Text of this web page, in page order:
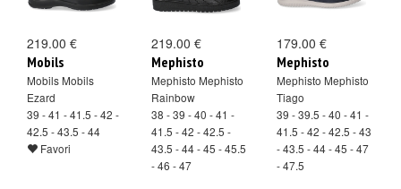
219.00 €
Mobils
Mobils Mobils
Ezard
39 - 41 - 41.5 - 42 -
42.5 - 43.5 - 44
Favori
219.00 €
Mephisto
Mephisto Mephisto
Rainbow
38 - 39 - 40 - 41 -
41.5 - 42 - 42.5 -
43.5 - 44 - 45 - 45.5
- 46 - 47
179.00 €
Mephisto
Mephisto Mephisto
Tiago
39 - 39.5 - 40 - 41 -
41.5 - 42 - 42.5 - 43
- 43.5 - 44 - 45 - 47
- 47.5